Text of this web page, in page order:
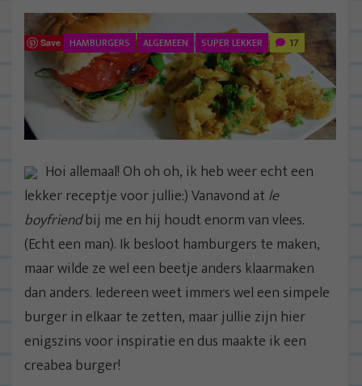
Save HAMBURGERS ALGEMEEN SUPER LEKKER 17
Hoi allemaal! Oh oh oh, ik heb weer echt een
lekker receptje voor jullie:) Vanavond at le
boyfriendbij me en hij houdt enorm van vlees.
(Echt een man). Ik besloot hamburgers te maken,
maar wilde ze wel een beetje anders klaarmaken
dan anders. Iedereen weet immers wel een simpele
burger in elkaar te zetten, maar jullie zijn hier
enigszins voor inspiratie en dus maakte ik een
creabea burger!